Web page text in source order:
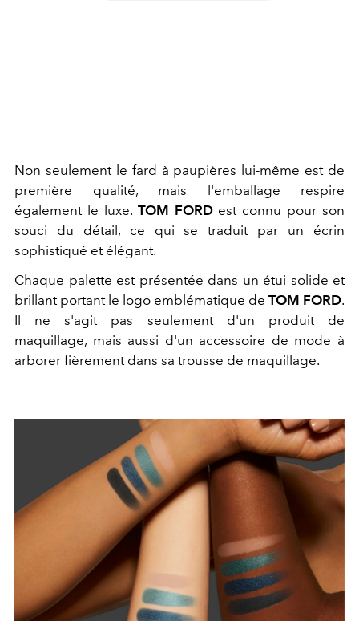
Non seulement le fard à paupières lui-même est de
première qualité, mais l'emballage respire
également le luxe. TOM FORDest connu pour son
souci du détail, ce qui se traduit par un écrin
sophistiqué et élégant.
Chaque palette est présentée dans un étui solide et
brillant portant le logo emblématique de TOM FORD.
Il ne s'agit pas seulement d'un produit de
maquillage, mais aussi d'un accessoire de mode à
arborer fièrement dans sa trousse de maquillage.